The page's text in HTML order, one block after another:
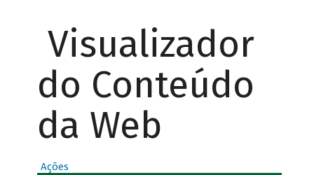
Visualizador
do Conteúdo
da Web
Ações